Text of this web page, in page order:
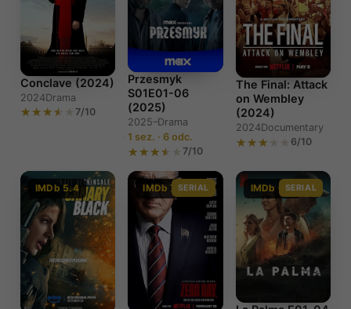
Conclave (2024)
2024Drama
7/10
Przesmyk
S01E01-06
(2025)
2025–Drama
1 sez. · 6 odc.
7/10
The Final: Attack
on Wembley
(2024)
2024Documentary
6/10
IMDb 5.4 IMDb 7.0SERIAL IMDb 6.2SERIAL